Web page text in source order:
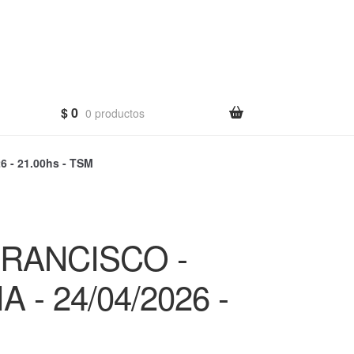
$0 0 productos
- 21.00hs - TSM
-
- 24/04/2026 -